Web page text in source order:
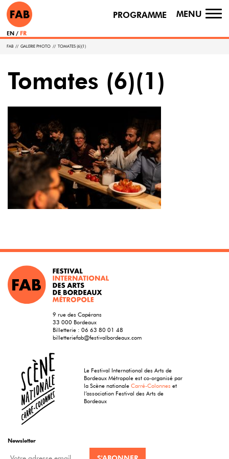
PROGRAMME MENU
EN FR
FAB // GALERIE PHOTO // TOMATES (6)(1)
Tomates (6)(1)
9 rue des Capérans
33 000 Bordeaux
Billetterie : 06 63 80 01 48
billetteriefab@festivalbordeaux.com
Le Festival International des Arts de
Bordeaux Métropole est co-organisé par
la Scène nationaleCarré-Colonnes et
l’association Festival des Arts de
Bordeaux
Newsletter